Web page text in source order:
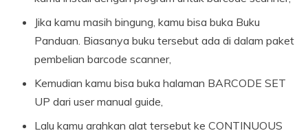
Jika kamu masih bingung, kamu bisa buka Buku
Panduan. Biasanya buku tersebut ada di dalam paket
pembelian barcode scanner,
Kemudian kamu bisa buka halaman BARCODE SET
UP dari user manual guide,
Lalu kamu arahkan alat tersebut ke CONTINUOUS